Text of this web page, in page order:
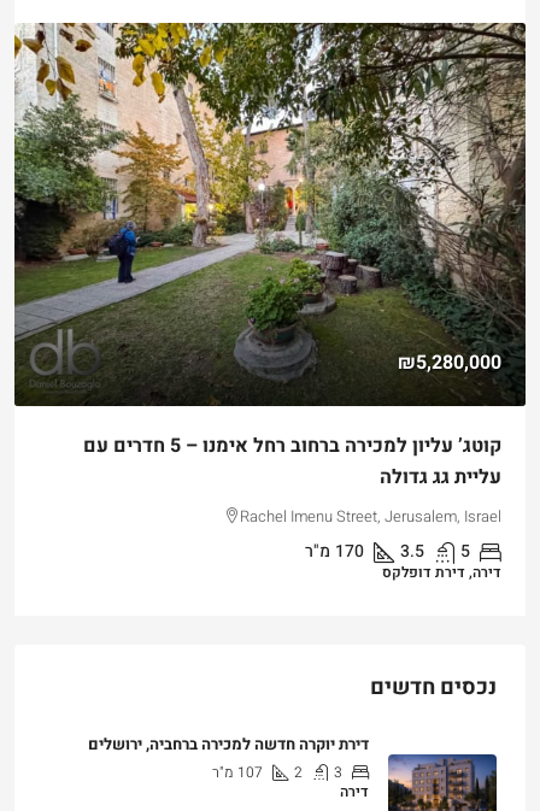
₪5,280,000
קוטג’ עליון למכירה ברחוב רחל אימנו – 5 חדרים עם
עליית גג גדולה
Rachel Imenu Street, Jerusalem, Israel
5
3.5
170 מ"ר
דירה, דירת דופלקס
נכסים חדשים
דירת יוקרה חדשה למכירה ברחביה, ירושלים
3
2
107 מ"ר
דירה